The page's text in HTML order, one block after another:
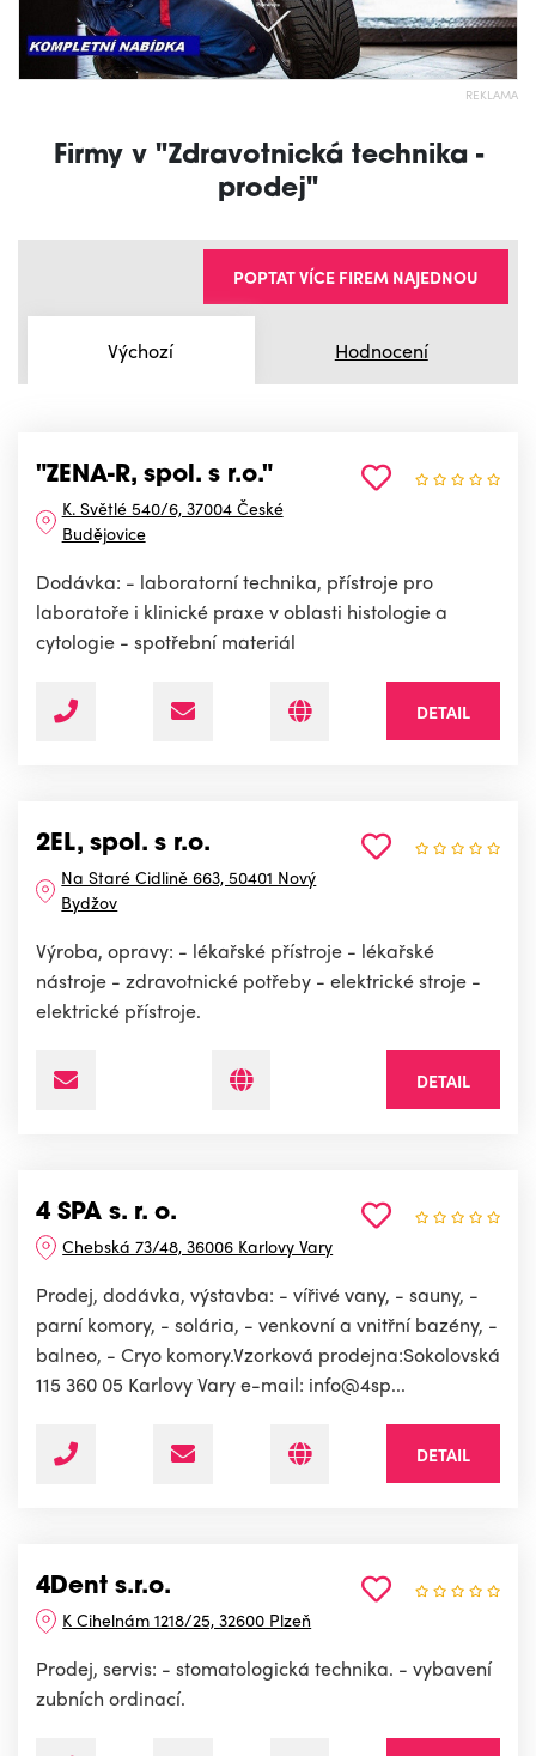
REKLAMA
Firmy v "Zdravotnická technika -
prodej"
Výchozí Hodnocení
POPTAT VÍCE FIREM NAJEDNOU
"ZENA-R, spol. s r.o."
K. Světlé 540/6, 37004 České
Budějovice
Dodávka: - laboratorní technika, přístroje pro
laboratoře i klinické praxe v oblasti histologie a
cytologie - spotřební materiál
DETAIL
2EL, spol. s r.o.
Na Staré Cidlině 663, 50401 Nový
Bydžov
Výroba, opravy: - lékařské přístroje - lékařské
nástroje - zdravotnické potřeby - elektrické stroje -
elektrické přístroje.
DETAIL
4 SPA s. r. o.
Chebská 73/48, 36006 Karlovy Vary
Prodej, dodávka, výstavba: - vířivé vany, - sauny, -
parní komory, - solária, - venkovní a vnitřní bazény, -
balneo, - Cryo komory.Vzorková prodejna:Sokolovská
115 360 05 Karlovy Vary e-mail: info@4sp...
DETAIL
4Dent s.r.o.
K Cihelnám 1218/25, 32600 Plzeň
Prodej, servis: - stomatologická technika. - vybavení
zubních ordinací.